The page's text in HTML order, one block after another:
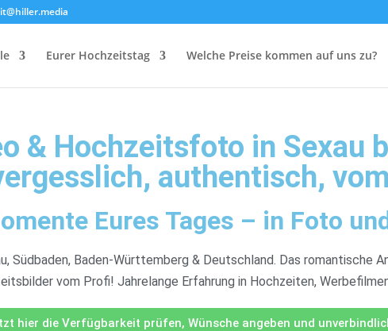
Eurer Hochzeitstag Welche Preise kommen auf uns zu?
& Hochzeitsfoto in Sexau
authentisch,
Eures Tages – in Foto
Südbaden, Baden-Württemberg & Deutschland. Das romantische
vom Profi! Jahrelange Erfahrung in Hochzeiten,
hier die Verfügbarkeit prüfen, Wünsche angeben und